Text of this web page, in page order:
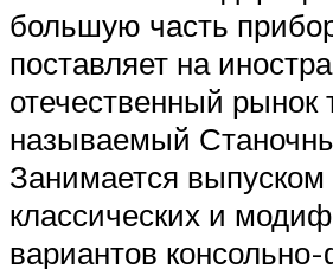
большую часть
поставляет на
отечественный рынок
называемый
Занимается выпуском
классических и
вариантов